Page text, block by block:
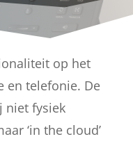
op het
en telefonie. De
niet fysiek
‘in the cloud’